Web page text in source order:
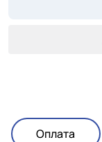
Оплата